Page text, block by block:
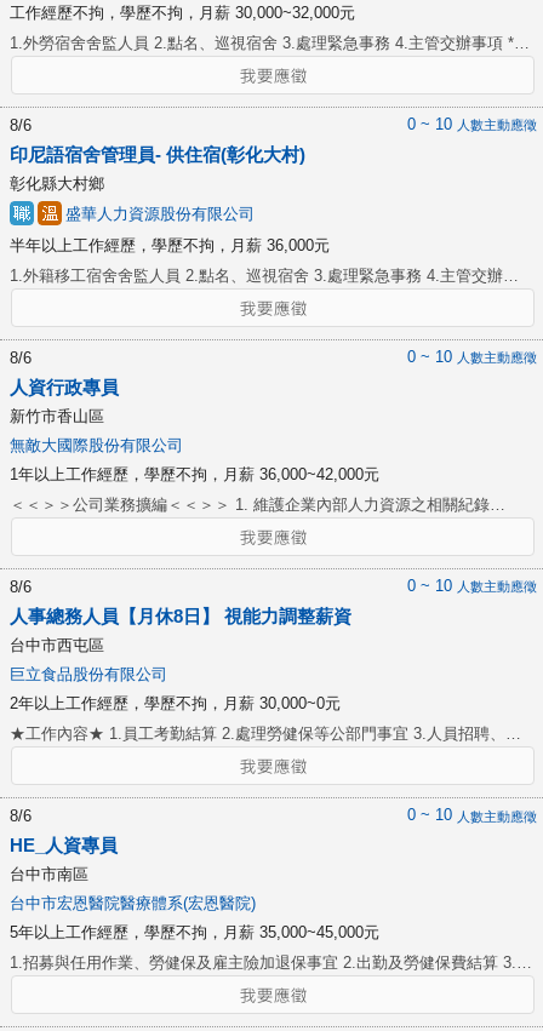
和可完成的。領導和管理員工關係規劃和活動，比如員工認可和服務頒獎典
禮、社交活動和一般飯店會議，保持積極的員工關係氛圍。 4.協助開發、執
行和管理與所有飯店員工有關的管理政策與程式，以確保維持一個積極和有
效的工作環境。 5.公平一致地監督候選人申請條件。 6.確保遵守所有國家
的和聯盟的法律、法規和法院判決，關於當前人力資源管理實踐回顧、執行
新程式、口頭或書面溝通有任何新需求時，促進平權行動程式。 7.確保嚴格
執行飯店人力資源部資訊資產等的安全和保密性。 Assists with
administration and management of the Human Resources function to
include recruiting, training, wage/benefit administration, compliance with
statutory requirements, and the execution of employee relation activities,
to provide each department with the personnel, guidance, and support
necessary to achieve their customer service and business objectives. 1.
Assist in instruction of the management staff in effective recruiting and
interviewing techniques using methods such as verbal presentations and
written directions to ensure the hiring and retention of qualified and
efficient employees. 2. Assist and ensure that employees are developed
and utilized to their maximum potential by controlling the implementation,
administration, and monitoring of all training programs. Instruct training
classes, analyze and review current and proposed methods, and consult
with and offer recommendations to the management staff for
improvement. 3. Assist with monitoring the employee performance
appraisal programs to ensure reviews are timely. Read and analyze
evaluations and goals to ensure appraisal comments are appropriate and
goals are measurable and achievable. Direct and administer employee
relations programs and activities such as employee recognition and
service award ceremonies, social functions, and general hotel meetings to
maintain a positive employee relations climate. 4. Assist with the
development, implementation, and administration of policies and programs
related to the management of all hotel personnel to ensure the
maintenance of a positive and productive employment environment. 5.
Monitor for fair and consistent application. 6. Ensure compliance with all
State and Federal laws as well as regulations and court rulings that pertain
to Human Resources by reviewing current management practices,
implementing new procedures, and communicating verbally and in writing
any new requirements. Assist with the Affirmative Action program. 7.
Ensures the security and confidentiality of the HR Department is strictly
adhered to.
工作經歷不拘，學歷不拘，月薪 30,000~32,000元
1.外勞宿舍舍監人員 2.點名、巡視宿舍 3.處理緊急事務 4.主管交辦事項 *提
8/6
印尼語宿舍管理員- 供住宿(彰化大村)
彰化縣大村鄉
盛華人力資源股份有限公司
半年以上工作經歷，學歷不拘，月薪 36,000元
0 ~ 10 人數主動應徵
1.外籍移工宿舍舍監人員 2.點名、巡視宿舍 3.處理緊急事務 4.主管交辦事
8/6
人資行政專員
新竹市香山區
無敵大國際股份有限公司
1年以上工作經歷，學歷不拘，月薪 36,000~42,000元
0 ~ 10 人數主動應徵
＜＜＞＞公司業務擴編＜＜＞＞ 1. 維護企業內部人力資源之相關紀錄
（如：員工基本資料、勞動契約、工作說明書、出缺勤紀錄等）。 2. 門店
新進/離職員工勞健保、團保加退保作業。 3. 協助核算門店薪酬及發放作
業、薪資二代健保/薪資所得稅扣繳及申報作業。 4. 處理勞工保險/團險傷病
給付申請理賠等相關事宜。 5. 人力資源相關文件之更新與管理。 6. 熟悉人
資法規（如：勞基法、勞動相關法令)。 7. 規劃與協調所有與員工相關的問
題（如：雇用契約、勞動相關法令、員工關係等）。 8.調解勞資爭議、處理
員工資遣解雇等特殊人力資源相關事務。 9.一般文書資料處理、行政庶務協
助等。 10.協助財務長交辦事項。
8/6
人事總務人員【月休8日】 視能力調整薪資
台中市西屯區
巨立食品股份有限公司
2年以上工作經歷，學歷不拘，月薪 30,000~0元
0 ~ 10 人數主動應徵
★工作內容★ 1.員工考勤結算 2.處理勞健保等公部門事宜 3.人員招聘、便
當訂購 4.庫存盤點訂購、與廠商對接 5.車輛管理、繳納ETC、罰單轉責辦
理 6.費用申請與核帳 7.其他主管交辦事項 ◆學長姐手把手教學，不用擔心
新人入職不熟悉◆ ◆薪資隨職務能力調整◆ ◆月休8天，排休制◆ ★福利★
1.勞健保 2.特休、生理假等法定假別 3.中午供餐/誤餐費 4.全勤獎金 5.員工
購買優惠
8/6
HE_人資專員
台中市南區
台中市宏恩醫院醫療體系(宏恩醫院)
5年以上工作經歷，學歷不拘，月薪 35,000~45,000元
0 ~ 10 人數主動應徵
1.招募與任用作業、勞健保及雇主險加退保事宜 2.出勤及勞健保費結算 3.考
核作業 4.調解勞資爭議、處理員工資遣解雇等特殊人力資源相關議題。 5.
員工關係管理、回覆員工諮詢問題 6.工作/請假規則依法令更新調整 7.報備